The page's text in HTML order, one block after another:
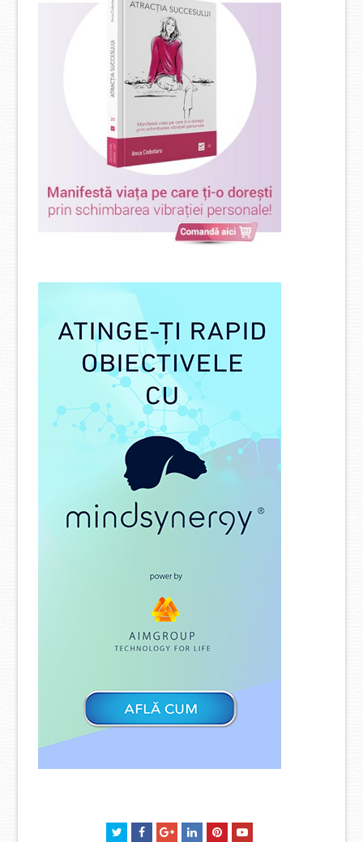
TwitterFacebookGooglePlus
LinkedInPinterestYoutube